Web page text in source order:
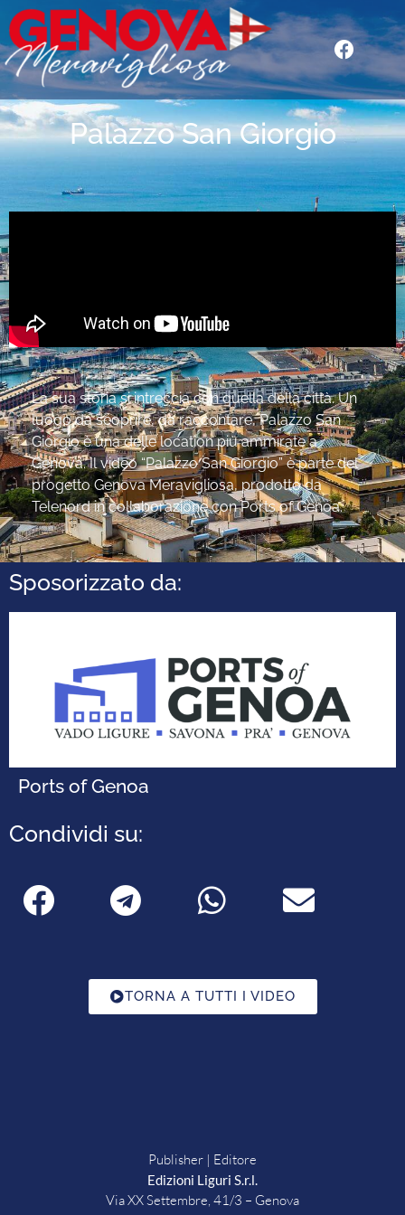
Palazzo San Giorgio
La sua storia si intreccia con quella della città. Un
luogo da scoprire, da raccontare, Palazzo San
Giorgio è una delle location più ammirate a
Genova. Il video “Palazzo San Giorgio” è parte del
progetto Genova Meravigliosa, prodotto da
Telenord in collaborazione con Ports of Genoa.
Sposorizzato da:
Ports of Genoa
Condividi su:
TORNA A TUTTI I VIDEO
Publisher | Editore
Edizioni Liguri S.r.l.
Via XX Settembre, 41/3 – Genova